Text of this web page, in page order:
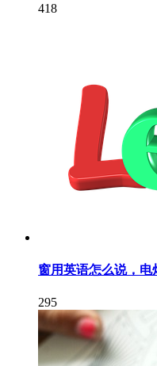
418
窗用英语怎么说，
295